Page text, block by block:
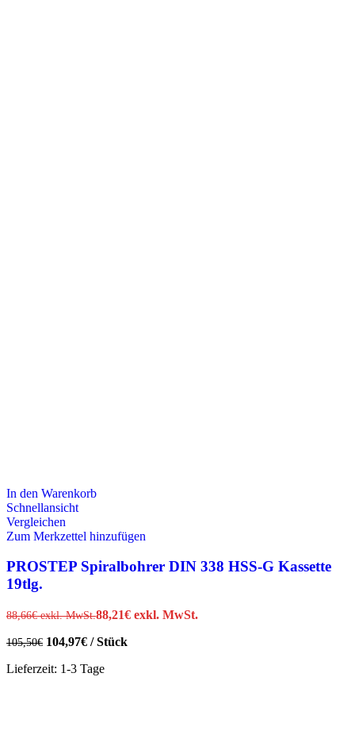
In den Warenkorb
Schnellansicht
Vergleichen
Zum Merkzettel hinzufügen
PROSTEP Spiralbohrer DIN 338 HSS-G Kassette
19tlg.
88,66€ exkl. MwSt.88,21€ exkl. MwSt.
105,50€ 104,97€ /Stück
Lieferzeit: 1-3 Tage